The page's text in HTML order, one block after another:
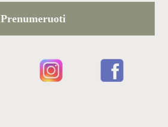
Prenumeruoti